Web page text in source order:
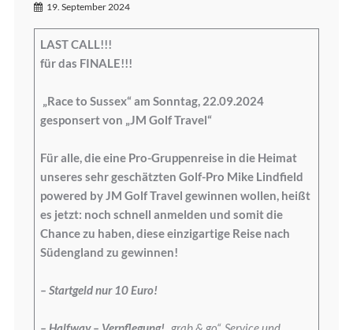
19. September 2024
LAST CALL!!!
für das FINALE!!!
„Race to Sussex“ am Sonntag, 22.09.2024
gesponsert von „JM Golf Travel“
Für alle, die eine Pro-Gruppenreise in die Heimat
unseres sehr geschätzten Golf-Pro Mike Lindfield
powered by JM Golf Travel gewinnen wollen, heißt
es jetzt: noch schnell anmelden und somit die
Chance zu haben, diese einzigartige Reise nach
Südengland zu gewinnen!
– Startgeld nur 10 Euro!